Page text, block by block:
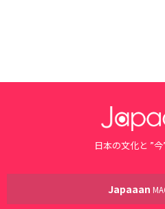
日本の文化と ”今
Japaaan